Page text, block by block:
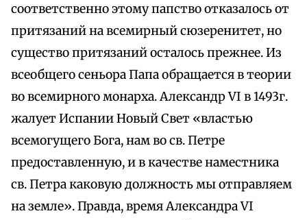
соответственно этому папство отказалось от
притязаний на всемирный сюзеренитет, но
существо притязаний осталось прежнее. Из
всеобщего сеньора Папа обращается в теории
во всемирного монарха. Александр VI в 1493г.
жалует Испании Новый Свет «властью
всемогущего Бога, нам во св. Петре
предоставленную, и в качестве наместника
св. Петра каковую должность мы отправляем
на земле». Правда, время Александра VI